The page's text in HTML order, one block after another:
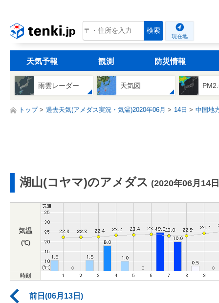
tenki.jp 検索
現在地
天気予報 観測 防災情報
雨雲レーダー 天気図
トップ 過去天気(アメダス実況・気温)2020年06月 14日 中国地
湖山(コヤマ)のアメダス (2020年06月14
気温
(℃)
時刻
前日(06月13日)